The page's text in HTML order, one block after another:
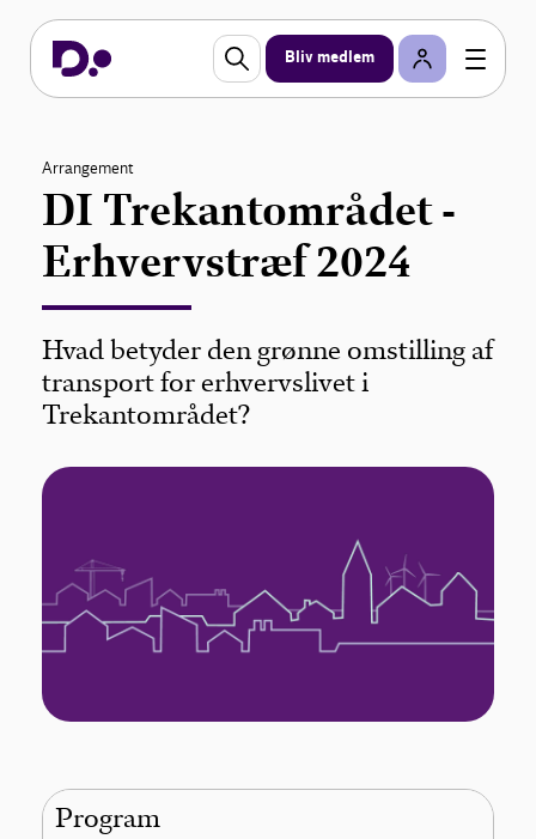
Bliv medlem
Arrangement
DI Trekantområdet -
Erhvervstræf 2024
Hvad betyder den grønne omstilling af
transport for erhvervslivet i
Trekantområdet?
Program